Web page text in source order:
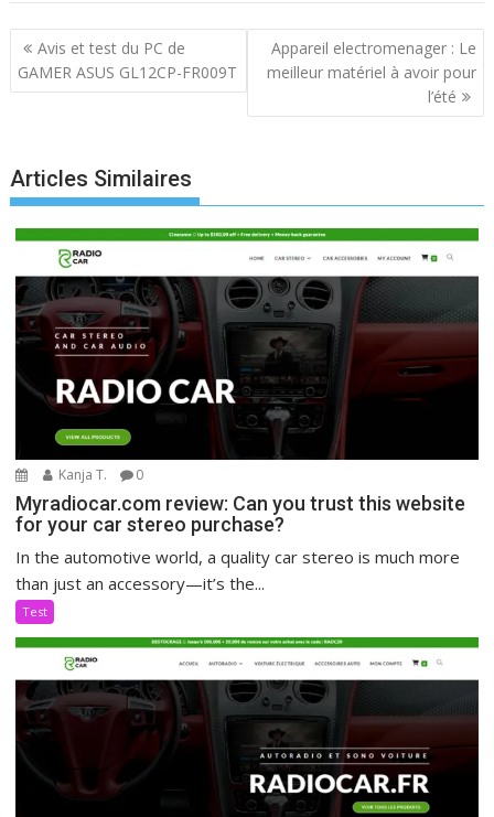
Navigation
de
l’article
Avis et test du PC de
GAMER ASUS GL12CP-FR009T
Appareil electromenager : Le
meilleur matériel à avoir pour
l’été
Articles Similaires
Kanja T. 0
Myradiocar.com review: Can you trust this website
for your car stereo purchase?
In the automotive world, a quality car stereo is much more
than just an accessory—it’s the...
Test